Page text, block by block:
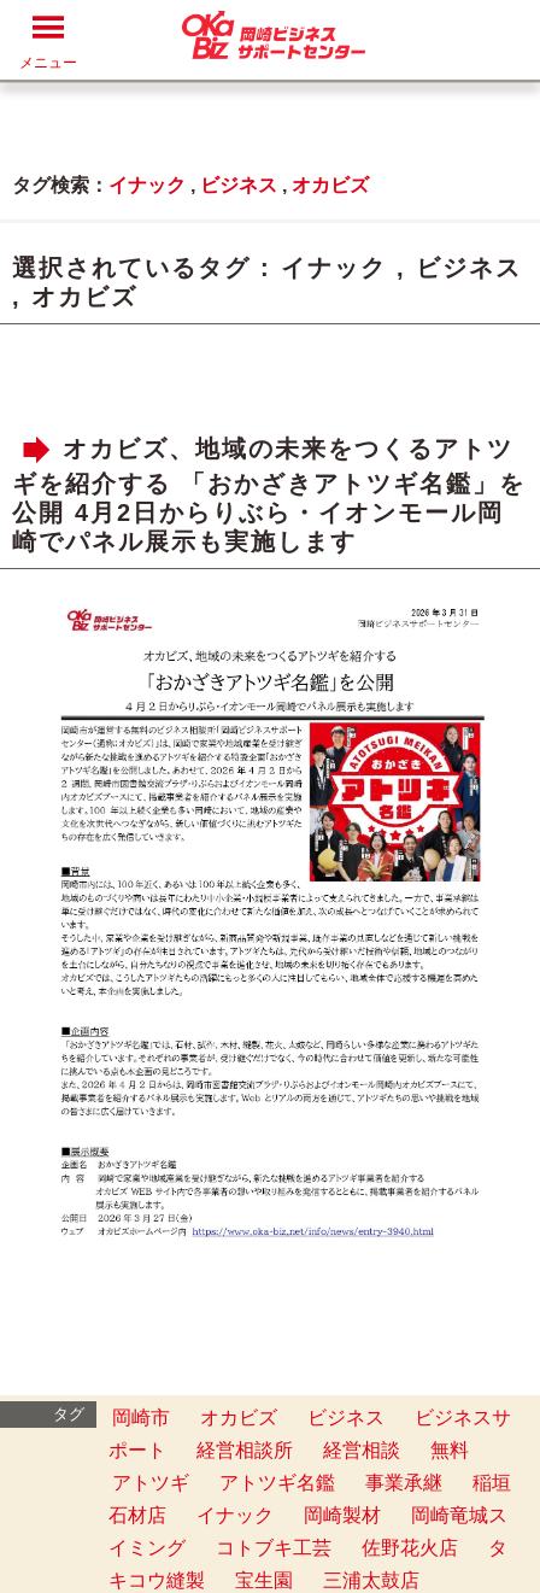
メニュー
タグ検索： イナック , ビジネス , オカビズ
選択されているタグ : イナック ,
ビジネス
, オカビズ
オカビズ、地域の未来をつくるアトツ
ギを紹介する 「おかざきアトツギ名鑑」を
公開 4月2日からりぶら・イオンモール岡
崎でパネル展示も実施します
タグ 岡崎市 オカビズ ビジネス
ビジネスサ
ポート
経営相談所 経営相談
無料
アトツギ
アトツギ名鑑 事業承継
稲垣
石材店
イナック 岡崎製材
岡崎竜城ス
イミング
コトブキ工芸 佐野花火店
タ
キコウ縫製
宝生園 三浦太鼓店